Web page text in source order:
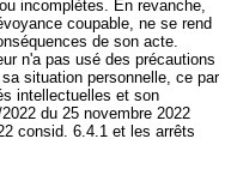
incomplètes. En revanche,
coupable, ne se rend
de son acte.
n'a pas usé des précautions
situation personnelle, ce par
intellectuelles et son
du 25 novembre 2022
consid. 6.4.1 et les arrêts